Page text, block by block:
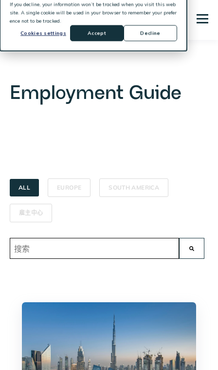
If you decline, your information won’t be tracked when you visit this web
site. A single cookie will be used in your browser to remember your prefer
ence not to be tracked.
Cookies settings
Accept Decline
Employment Guide
ALL EUROPE SOUTH AMERICA
雇主中心